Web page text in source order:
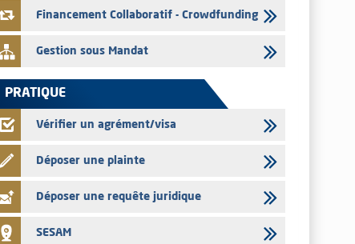
par les émetteurs du 30 au 31 juillet 2026
Financement Collaboratif - Crowdfunding
Gestion sous Mandat
PRATIQUE
Vérifier un agrément/visa
Déposer une plainte
Déposer une requête juridique
SESAM